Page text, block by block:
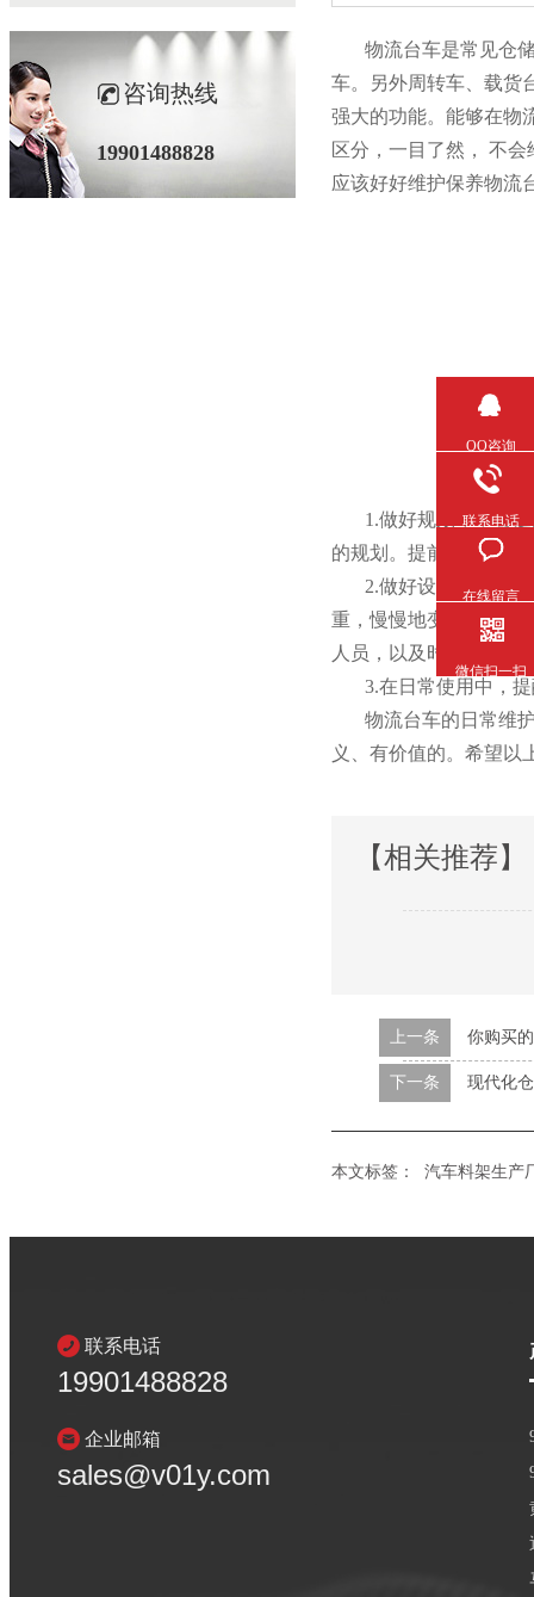
物流台车是常见仓储物
车。另外周转车、
强大的功能。能够在物
区分，一目了然，
应该好好维护保养物流台车
1.做好规划，不管
的规划。提前做的准
2.做好设备检查。
重，慢慢地变成了一个
人员，以及时的发现问题
3.在日常使用中，提醒
物流台车的日常维护保
义、有价值的。希望
【相关推荐】
上一条 你购买
下一条 现代化
本文标签： 汽车料架生产
咨询热线
19901488828
联系电话
19901488828
企业邮箱
sales@v01y.com
QQ咨询
联系电话
在线留言
微信扫一扫